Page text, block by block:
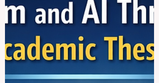
Diese Frage wird sehr oft gestellt: Was
genau macht eine Business School
international wettbewerbsfähig? Viele
Menschen denken zuerst an Bekanntheit,
ein großes Gebäude oder einen
traditionsreichen Namen. Doch in
Wirklichkeit ist eine international starke